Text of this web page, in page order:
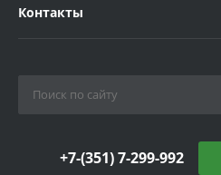
Контакты
+7-(351) 7-299-992